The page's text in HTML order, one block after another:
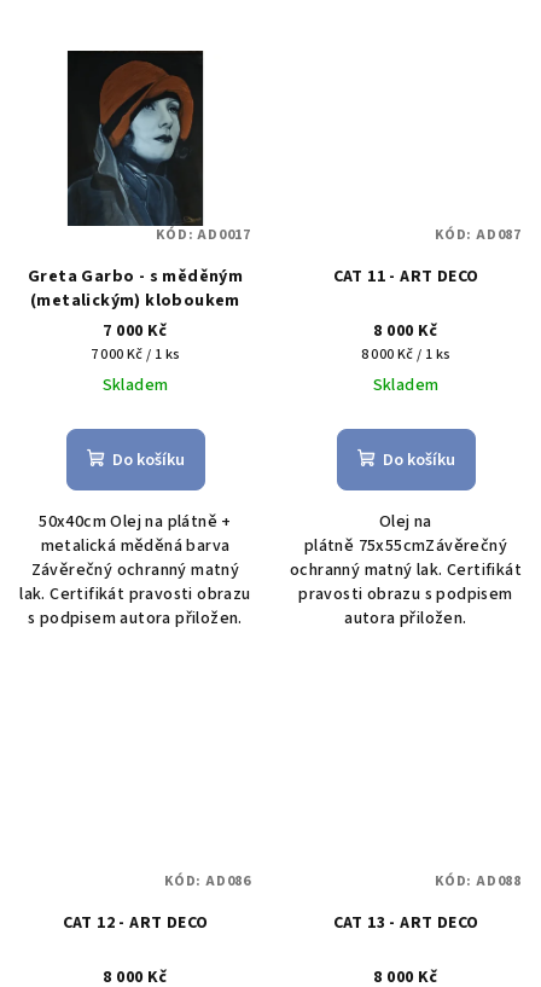
Greta Garbo - s měděným
(metalickým) kloboukem
7 000 Kč
Měrná
cena:
7 000 Kč / 1 ks
Skladem
Do košíku
50x40cm Olej na plátně +
metalická měděná barva
Závěrečný ochranný matný
lak. Certifikát pravosti obrazu
s podpisem autora přiložen.
KÓD:AD0017
CAT 11 - ART DECO
8 000 Kč
Měrná
cena:
8 000 Kč / 1 ks
Skladem
Do košíku
Olej na
plátně 75x55cmZávěrečný
ochranný matný lak. Certifikát
pravosti obrazu s podpisem
autora přiložen.
KÓD: AD087
CAT 12 - ART DECO
8 000 Kč
KÓD: AD086
CAT 13 - ART DECO
8 000 Kč
KÓD: AD088